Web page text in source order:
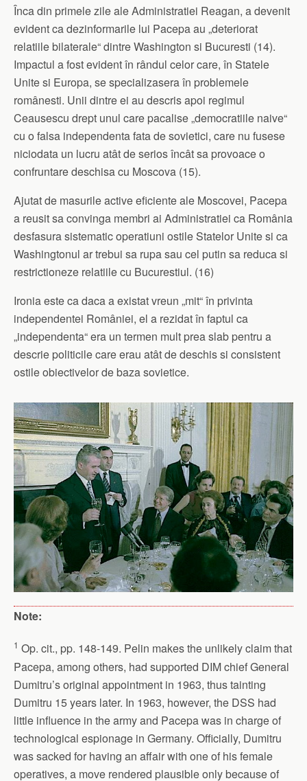
Înca din primele zile ale Administratiei Reagan, a devenit
evident ca dezinformarile lui Pacepa au „deteriorat
relatiile bilaterale“ dintre Washington si Bucuresti (14).
Impactul a fost evident în rândul celor care, în Statele
Unite si Europa, se specializasera în problemele
românesti. Unii dintre ei au descris apoi regimul
Ceausescu drept unul care pacalise „democratiile naive“
cu o falsa independenta fata de sovietici, care nu fusese
niciodata un lucru atât de serios încât sa provoace o
confruntare deschisa cu Moscova (15).
Ajutat de masurile active eficiente ale Moscovei, Pacepa
a reusit sa convinga membri ai Administratiei ca România
desfasura sistematic operatiuni ostile Statelor Unite si ca
Washingtonul ar trebui sa rupa sau cel putin sa reduca si
restrictioneze relatiile cu Bucurestiul. (16)
Ironia este ca daca a existat vreun „mit“ în privinta
independentei României, el a rezidat în faptul ca
„independenta“ era un termen mult prea slab pentru a
descrie politicile care erau atât de deschis si consistent
ostile obiectivelor de baza sovietice.
Note:
1 Op. cit., pp. 148-149. Pelin makes the unlikely claim that
Pacepa, among others, had supported DIM chief General
Dumitru’s original appointment in 1963, thus tainting
Dumitru 15 years later. In 1963, however, the DSS had
little influence in the army and Pacepa was in charge of
technological espionage in Germany. Officially, Dumitru
was sacked for having an affair with one of his female
operatives, a move rendered plausible only because of